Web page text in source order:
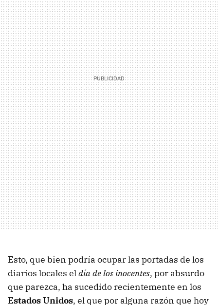
Esto, que bien podría ocupar las portadas de los
diarios locales eldía de los inocentes, por absurdo
que parezca, ha sucedido recientemente en los
Estados Unidos, el que por alguna razón que hoy